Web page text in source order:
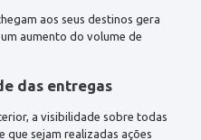
aos seus destinos gera
aumento do volume de
das entregas
a visibilidade sobre todas
que sejam realizadas ações